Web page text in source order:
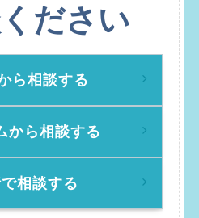
ださい
ら相談する
から相談する
相談する